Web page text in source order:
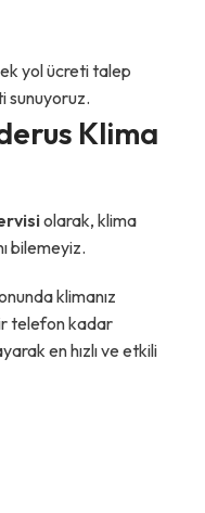
yol ücreti talep
sunuyoruz.
Klima
olarak, klima
bilemeyiz.
klimanız
telefon kadar
en hızlı ve etkili